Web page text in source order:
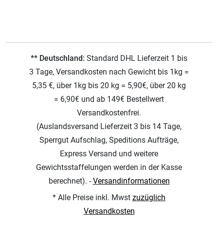
** Deutschland: Standard DHL Lieferzeit 1 bis
3 Tage, Versandkosten nach Gewicht bis 1kg =
5,35 €, über 1kg bis 20 kg = 5,90€, über 20 kg
= 6,90€ und ab 149€ Bestellwert
Versandkostenfrei.
(Auslandsversand Lieferzeit 3 bis 14 Tage,
Sperrgut Aufschlag, Speditions Aufträge,
Express Versand und weitere
Gewichtsstaffelungen werden in der Kasse
berechnet). -Versandinformationen
* Alle Preise inkl. Mwst zuzüglich
Versandkosten